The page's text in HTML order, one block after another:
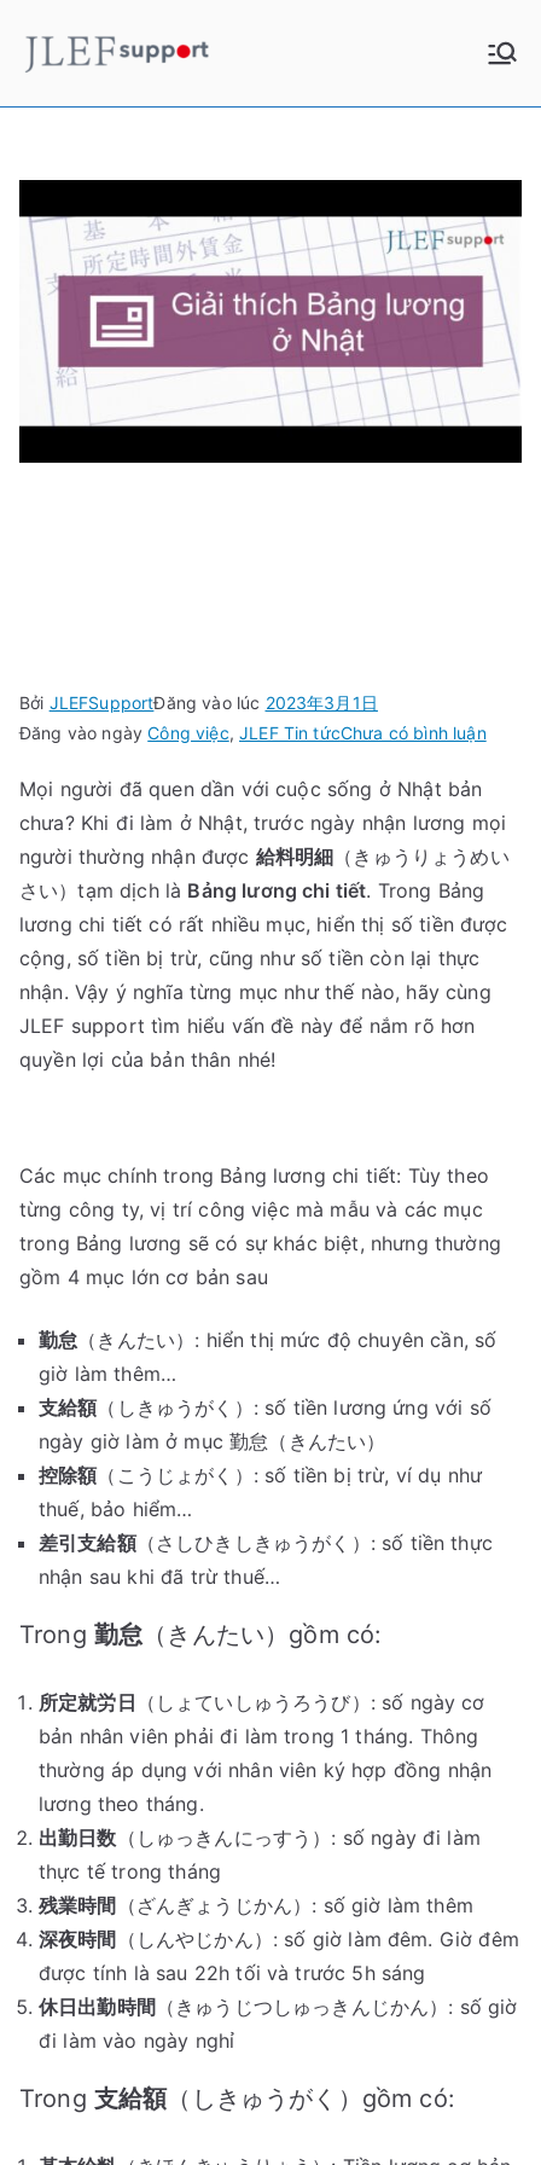
Bởi JLEFSupportĐăng vào lúc 2023年3月1日
Đăng vào ngàyCông việc,JLEF Tin tứcChưa có bình luậntrong
các
mục
tiết
Mọi người đã quen dần với cuộc sống ở Nhật bản
chưa? Khi đi làm ở Nhật, trước ngày nhận lương mọi
người thường nhận được 給料明細 （きゅうりょうめい
さい）tạm dịch là Bảng lương chi tiết. Trong Bảng
lương chi tiết có rất nhiều mục, hiển thị số tiền được
cộng, số tiền bị trừ, cũng như số tiền còn lại thực
nhận. Vậy ý nghĩa từng mục như thế nào, hãy cùng
JLEF support tìm hiểu vấn đề này để nắm rõ hơn
quyền lợi của bản thân nhé!
Các mục chính trong Bảng lương chi tiết: Tùy theo
từng công ty, vị trí công việc mà mẫu và các mục
trong Bảng lương sẽ có sự khác biệt, nhưng thường
gồm 4 mục lớn cơ bản sau
勤怠 （きんたい）: hiển thị mức độ chuyên cần, số
giờ làm thêm…
支給額（しきゅうがく）: số tiền lương ứng với số
ngày giờ làm ở mục 勤怠（きんたい）
控除額（こうじょがく）: số tiền bị trừ, ví dụ như
thuế, bảo hiểm…
差引支給額（さしひきしきゅうがく）: số tiền thực
nhận sau khi đã trừ thuế…
Trong 勤怠 （きんたい）gồm có:
所定就労日 （しょていしゅうろうび）: số ngày cơ
bản nhân viên phải đi làm trong 1 tháng. Thông
thường áp dụng với nhân viên ký hợp đồng nhận
lương theo tháng.
出勤日数 （しゅっきんにっすう）: số ngày đi làm
thực tế trong tháng
残業時間 （ざんぎょうじかん）: số giờ làm thêm
深夜時間 （しんやじかん）: số giờ làm đêm. Giờ đêm
được tính là sau 22h tối và trước 5h sáng
休日出勤時間（きゅうじつしゅっきんじかん）: số giờ
đi làm vào ngày nghỉ
Trong 支給額（しきゅうがく）gồm có: